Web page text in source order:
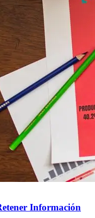
Información